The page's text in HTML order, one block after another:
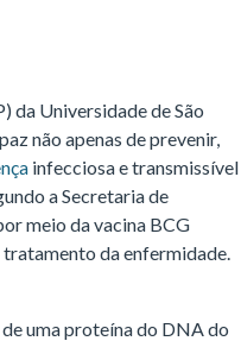
da Universidade de São
não apenas de prevenir,
infecciosa e transmissível
a Secretaria de
meio da vacina BCG
da enfermidade.
uma proteína do DNA do